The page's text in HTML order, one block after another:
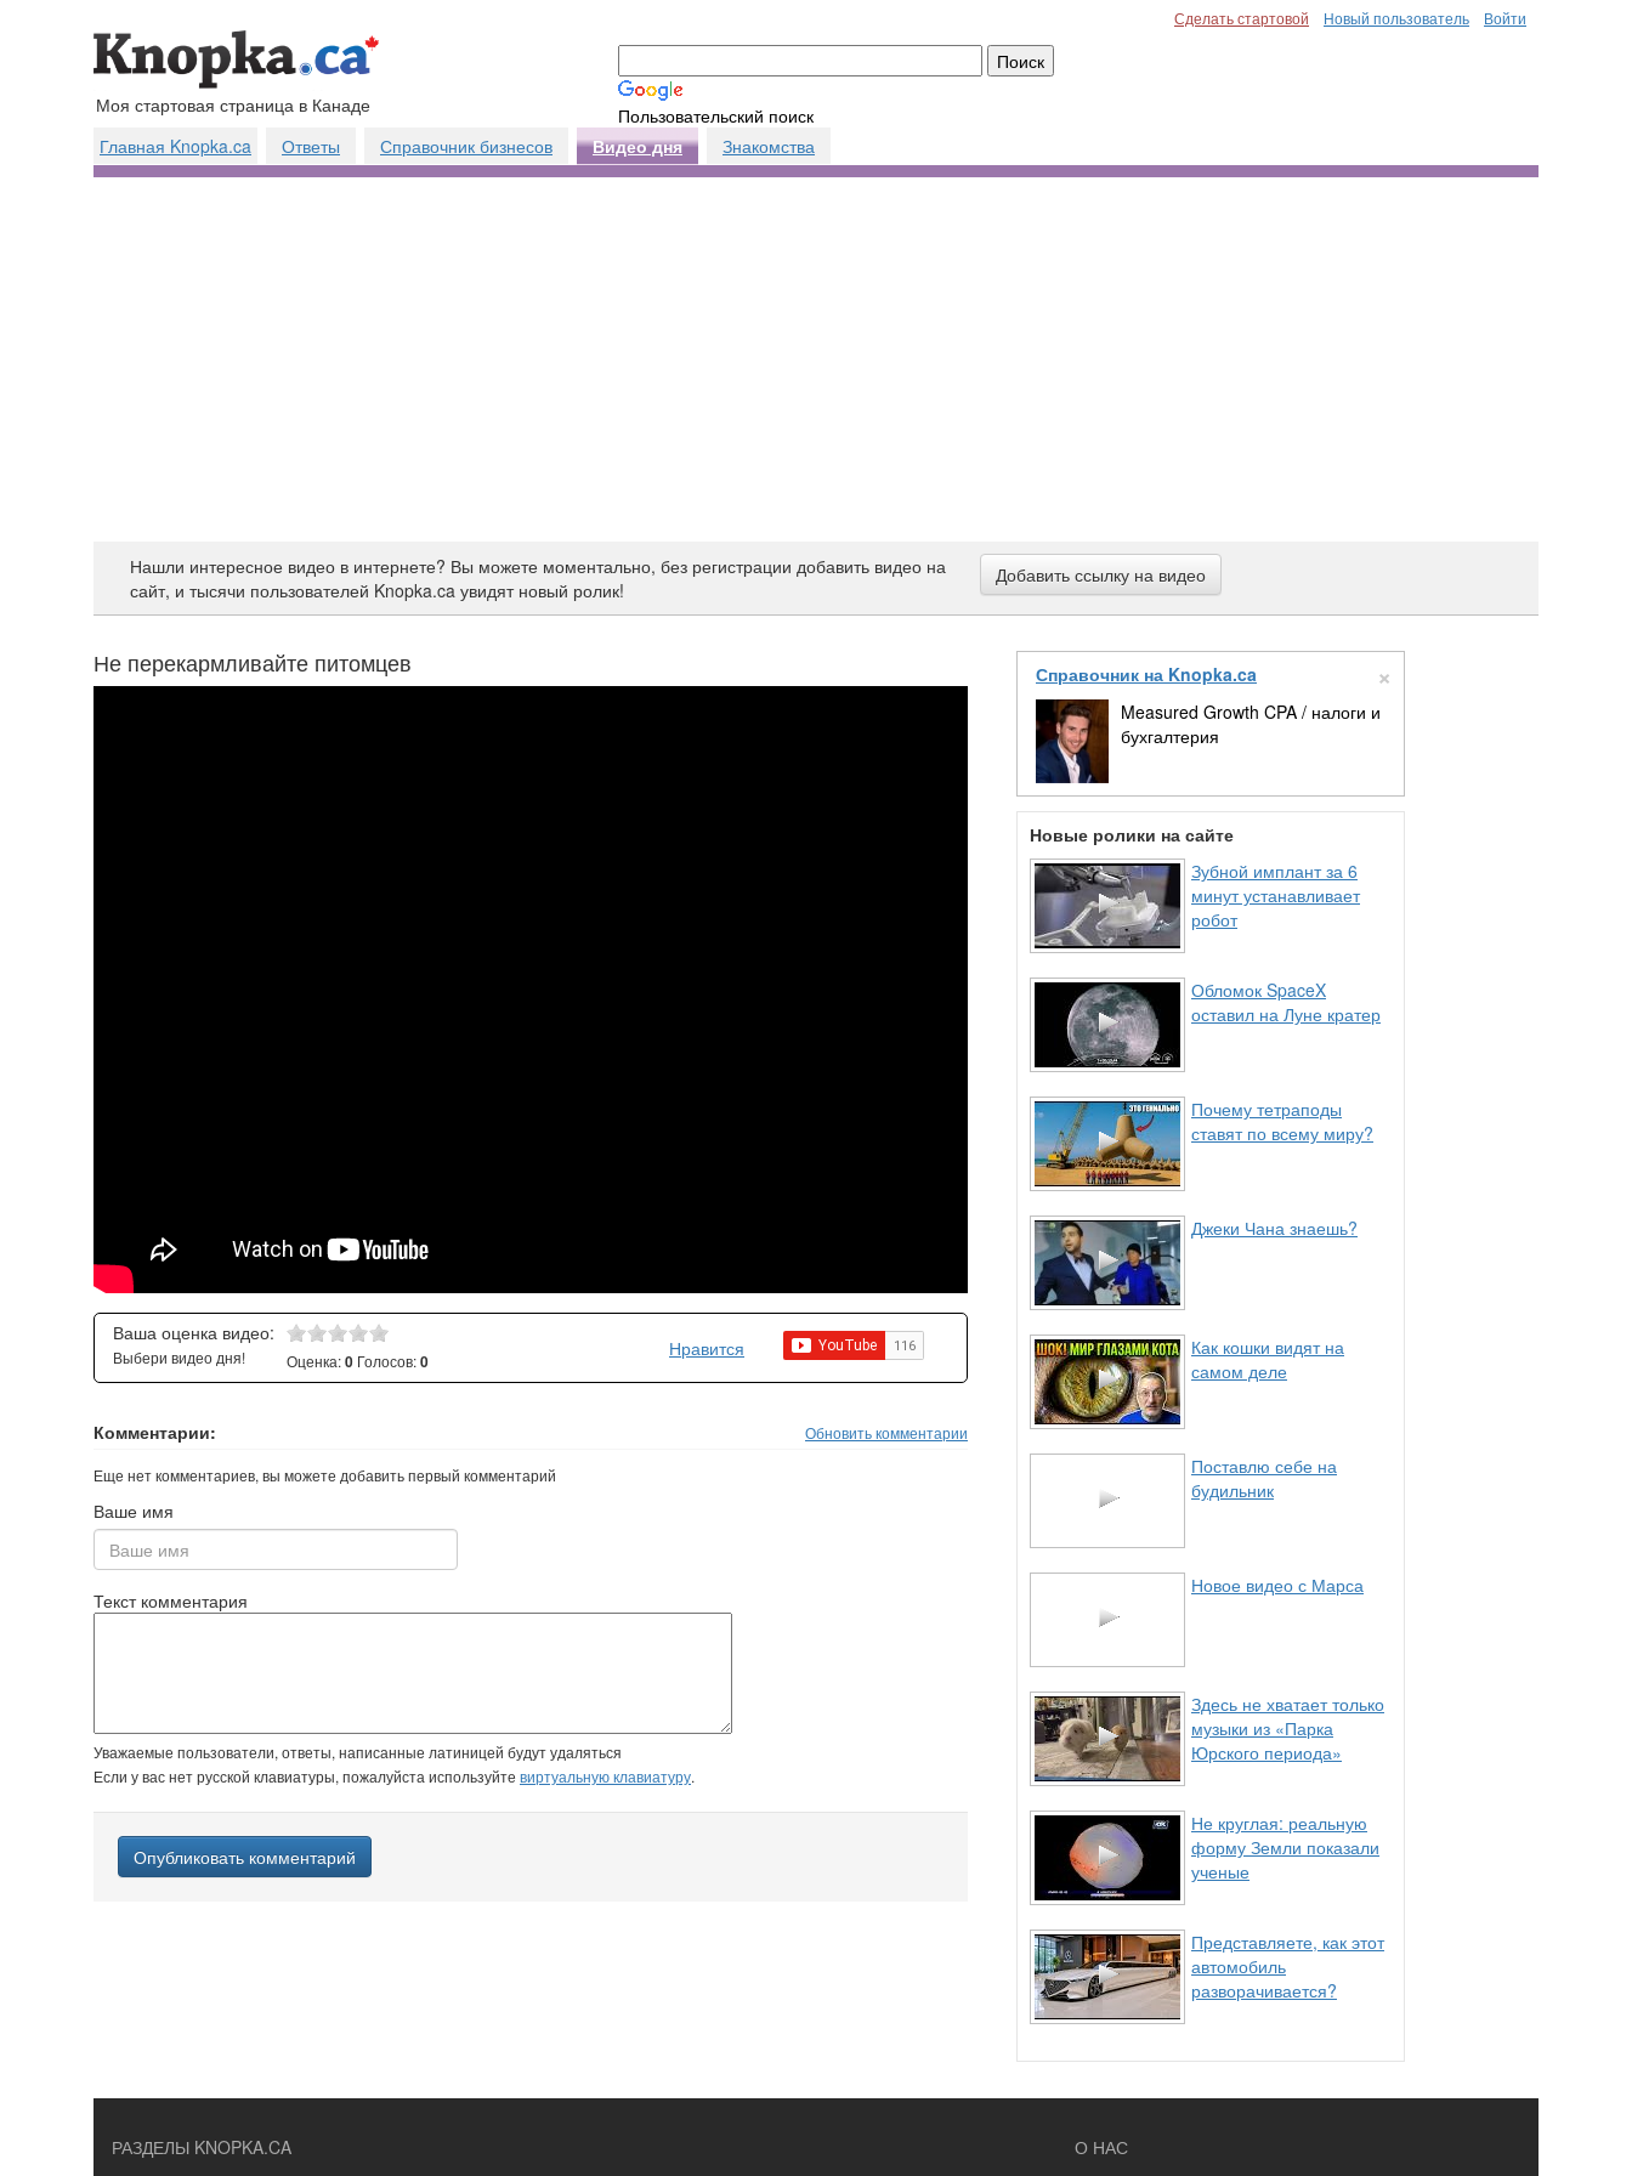
Сделать стартовой Новый пользователь Войти
Моя стартовая страница в Канаде
Пользовательский поиск
Главная Knopka.ca
Ответы Справочник бизнесов Видео дня Знакомства
Нашли интересное видео в интернете? Вы можете моментально, без регистрации добавить видео на
сайт, и тысячи пользователей Knopka.ca увидят новый ролик!
Добавить ссылку на видео
Не перекармливайте питомцев
Ваша оценка видео:
Выбери видео дня! Оценка:0 Голосов:0
Нравится
Комментарии: Обновить комментарии
Еще нет комментариев, вы можете добавить первый комментарий
Ваше имя
Текст комментария
Уважаемые пользователи, ответы, написанные латиницей будут удаляться
Если у вас нет русской клавиатуры, пожалуйста используйте виртуальную клавиатуру.
Опубликовать комментарий
×
Справочник на Knopka.ca
Measured Growth CPA / налоги и
бухгалтерия
Новые ролики на сайте
Зубной имплант за 6
минут устанавливает
робот
Обломок SpaceX
оставил на Луне кратер
Почему тетраподы
ставят по всему миру?
Джеки Чана знаешь?
Как кошки видят на
самом деле
Поставлю себе на
будильник
Новое видео с Марса
Здесь не хватает только
музыки из «Парка
Юрского периода»
Не круглая: реальную
форму Земли показали
ученые
Представляете, как этот
автомобиль
разворачивается?
РАЗДЕЛЫ KNOPKA.CA
О НАС